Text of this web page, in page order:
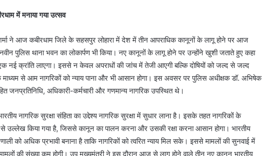
में मनाया गया उत्सव
ने आज कबीरधाम जिले के सहसपुर लोहारा में देश में तीन आपराधिक कानूनों के लागू होने पर आज
पुलिस थाना भवन का लोकार्पण भी किया। नए कानूनों के लागू होने पर उन्होंने खुशी जताते हुए कहा
नई क्रांति लाएगा। इससे न केवल अपराधों की जांच में तेजी आएगी बल्कि दोषियों को जल्द से जल्द
से आम नागरिकों को न्याय पाना और भी आसान होगा। इस अवसर पर पुलिस अधीक्षक डॉ. अभिषेक
जनप्रतिनिधि, अधिकारी-कर्मचारी और गणमान्य नागरिक उपस्थित थे।
नागरिक सुरक्षा संहिता का उद्देश्य नागरिक सुरक्षा में सुधार लाना है। इसके तहत नागरिकों के
से उल्लेख किया गया है, जिससे कानून का पालन करना और उसकी रक्षा करना आसान होगा। भारतीय
को अधिक प्रभावी बनाना है ताकि नागरिकों को त्वरित न्याय मिल सके। इससे मामलों की सुनवाई में
की संख्या कम होगी। उप मुख्यमंत्री ने इस दौरान आज से लागू होने वाले तीन नए कानून भारतीय